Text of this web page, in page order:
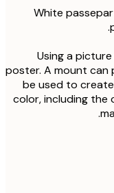
White
Using a
poster. A mount can
be used to
color, including the